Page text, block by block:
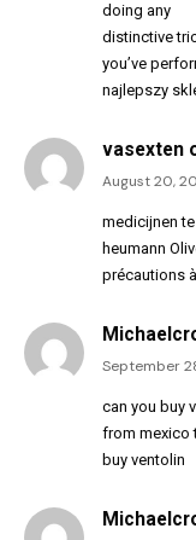
doing any
distinctive
you’ve
najlepszy
vasexten
August 20,
medicijnen
heumann
précautions
September
can you buy
from mexico
buy ventolin